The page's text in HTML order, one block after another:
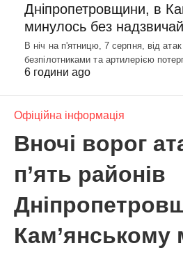
Дніпропетровщини, в
минулось без
В ніч на п'ятницю, 7 серпня, від атак
безпілотниками та артилерією
6 години ago